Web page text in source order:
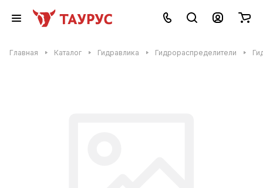
Главная Каталог Гидравлика Гидрораспределители